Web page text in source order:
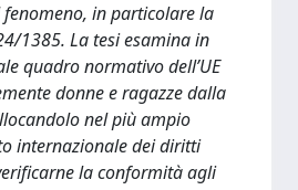
in particolare la
1385. La tesi esamina in
quadro normativo dell’UE
donne e ragazze dalla
nel più ampio
internazionale dei diritti
la conformità agli